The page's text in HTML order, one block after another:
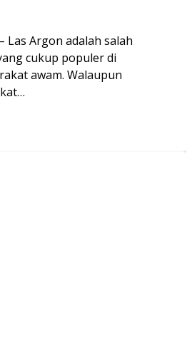
Las Argon adalah salah
cukup populer di
awam. Walaupun